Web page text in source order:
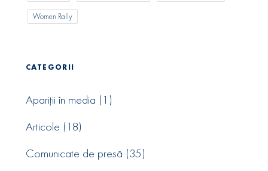
Women Rally
CATEGORII
Apariții în media (1)
Articole (18)
Comunicate de presă (35)